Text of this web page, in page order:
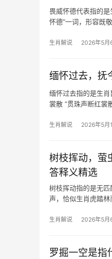
畏威怀德代表指的
怀德”一词，形容既
生肖解说 2026年5月
缅怀过去，抚
缅怀过去指的是生
裳散 “贯珠声断红
生肖解说 2026年5月
树枝挥动，萤
答释义精选
树枝挥动指的是无
声，恰似生肖虎踏
生肖解说 2026年5月
罗掘一空是指